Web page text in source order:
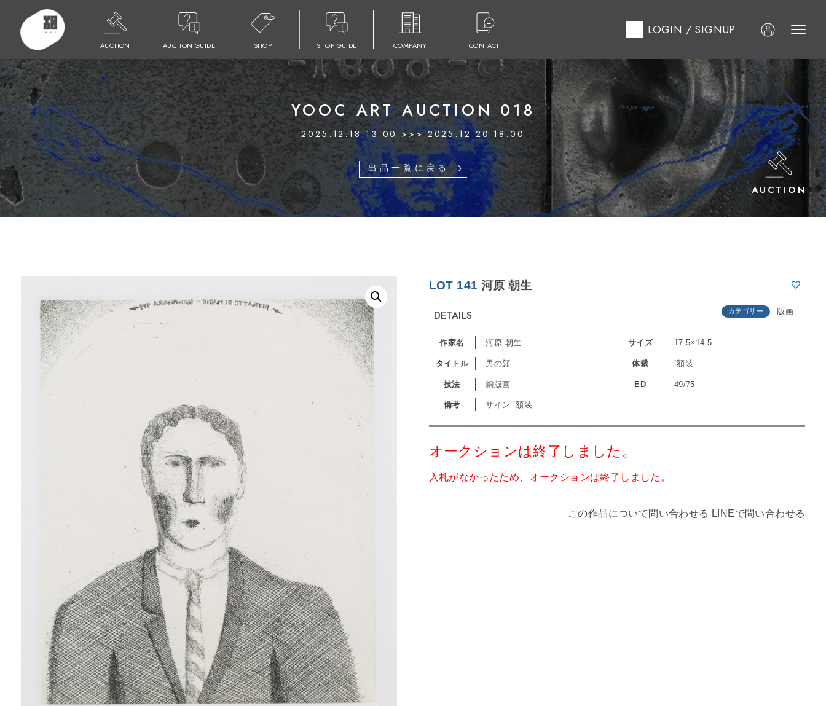
AUCTION AUCTION GUIDE SHOP SHOP GUIDE COMPANY CONTACT
LOGIN / SIGNUP
HOME YOOC ART AUCTION 018 LOT 141 河原 朝生
YOOC ART AUCTION 018
2025.12.18 13:00 >>> 2025.12.20 18:00
出品一覧に戻る
AUCTION
LOT 141 河原 朝生
DETAILS カテゴリー 版画
作家名 河原 朝生 サイズ 17.5×14.5
タイトル 男の顔 体裁 `額装
技法 銅版画 ED 49/75
備考 サイン `額装
オークションは終了しました 。
入札がなかったため、オークションは終了しました。
この作品について問い合わせる LINEで問い合わせる